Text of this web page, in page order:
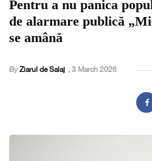
Pentru a nu panica
de alarmare publică
se amână
By Ziarul de Salaj , 3 March 2026